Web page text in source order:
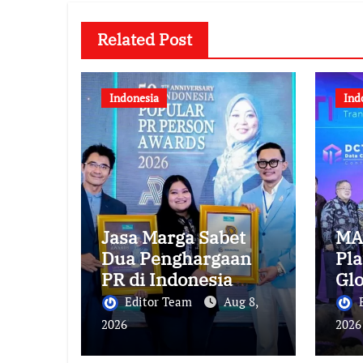
Related Post
Indonesia
Jasa Marga Sabet
Dua Penghargaan
PR di Indonesia
Public Relations
Summit 2026
Editor Team
Aug 8,
2026
2026